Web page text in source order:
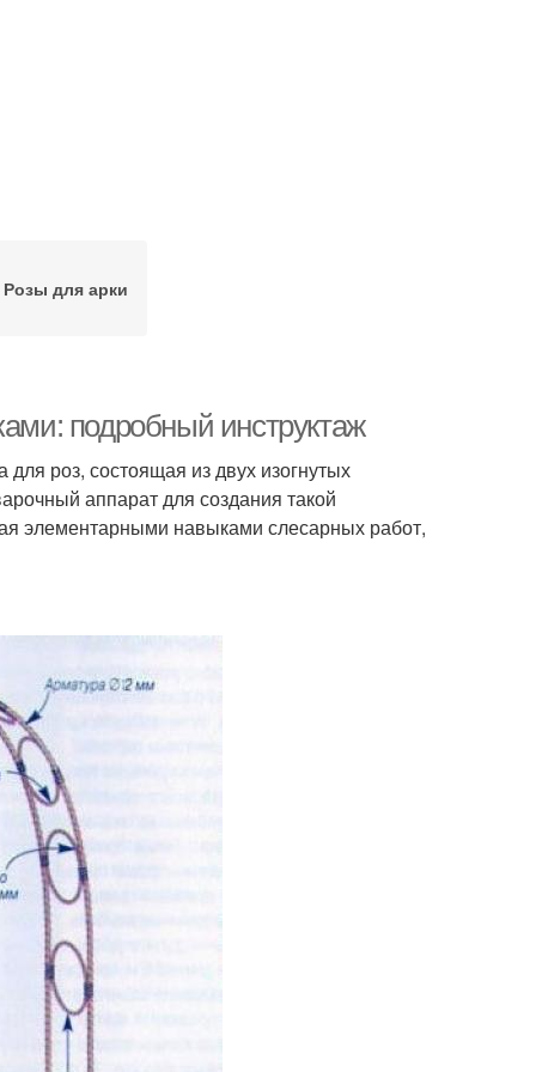
Розы для арки
подробный инструктаж
роз, состоящая из двух изогнутых
аппарат для создания такой
элементарными навыками слесарных работ,